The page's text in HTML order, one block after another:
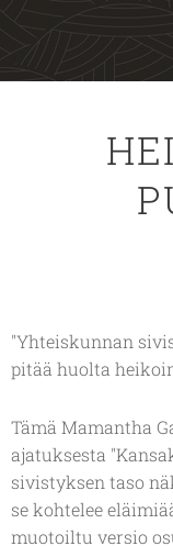
"Yhteiskunnan
pitää huolta
Tämä Mamantha
ajatuksesta
sivistyksen taso
se kohtelee
muotoiltu versio